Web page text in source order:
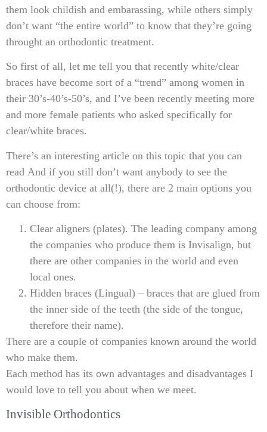
them look childish and embarassing, while others simply
don’t want “the entire world” to know that they’re going
throught an orthodontic treatment.
So first of all, let me tell you that recently white/clear
braces have become sort of a “trend” among women in
their 30’s-40’s-50’s, and I’ve been recently meeting more
and more female patients who asked specifically for
clear/white braces.
There’s an interesting article on this topic that you can
read And if you still don’t want anybody to see the
orthodontic device at all(!), there are 2 main options you
can choose from:
Clear aligners (plates). The leading company among
the companies who produce them is Invisalign, but
there are other companies in the world and even
local ones.
Hidden braces (Lingual) – braces that are glued from
the inner side of the teeth (the side of the tongue,
therefore their name).
There are a couple of companies known around the world
who make them.
Each method has its own advantages and disadvantages I
would love to tell you about when we meet.
Invisible Orthodontics